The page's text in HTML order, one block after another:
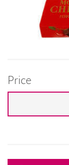
Price